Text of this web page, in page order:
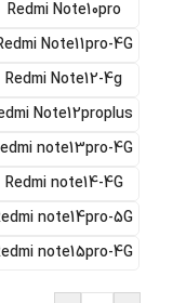
Redmi Note10pro
Note11pro-4G
Redmi Note12-4g
Note12proplus
note13pro-4G
Redmi note14-4G
note14pro-5G
note15pro-4G